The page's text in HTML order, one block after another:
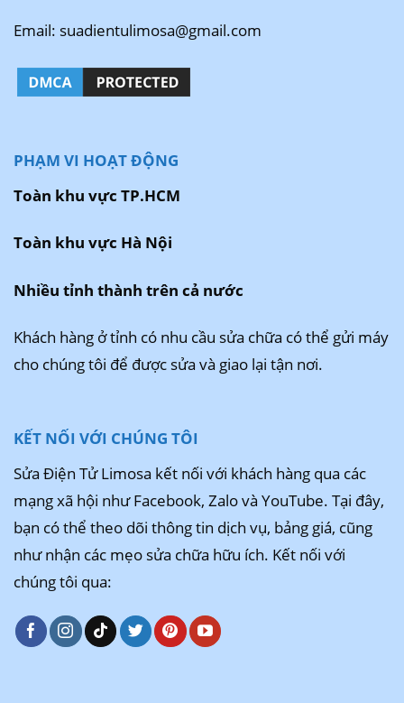
Email: suadientulimosa@gmail.com
PHẠM VI HOẠT ĐỘNG
Toàn khu vực TP.HCM
Toàn khu vực Hà Nội
Nhiều tỉnh thành trên cả nước
Khách hàng ở tỉnh có nhu cầu sửa chữa có thể gửi máy
cho chúng tôi để được sửa và giao lại tận nơi.
KẾT NỐI VỚI CHÚNG TÔI
Sửa Điện Tử Limosa kết nối với khách hàng qua các
mạng xã hội như Facebook, Zalo và YouTube. Tại đây,
bạn có thể theo dõi thông tin dịch vụ, bảng giá, cũng
như nhận các mẹo sửa chữa hữu ích. Kết nối với
chúng tôi qua: